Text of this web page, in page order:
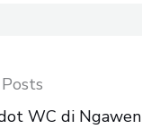
WC di Ngawen